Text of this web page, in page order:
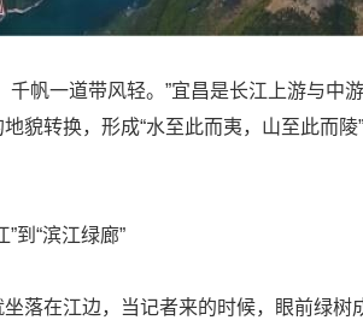
千帆一道带风轻。”宜昌是长江上游与中
貌转换，形成“水至此而夷，山至此而
到“滨江绿廊”
落在江边，当记者来的时候，眼前绿树